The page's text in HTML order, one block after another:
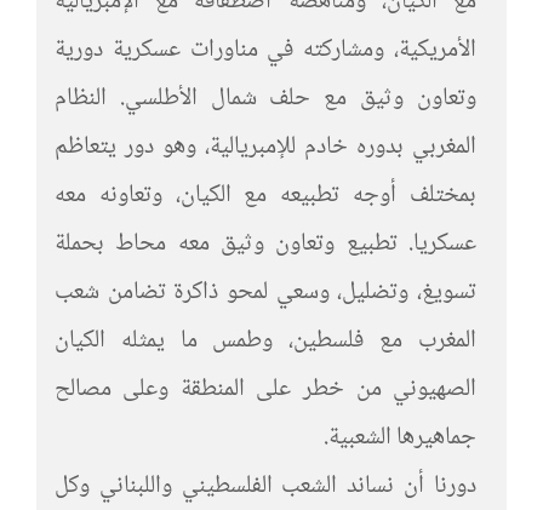
الأمريكية، ومشاركته في مناورات عسكرية دورية
وتعاون وثيق مع حلف شمال الأطلسي. النظام
المغربي بدوره خادم للإمبريالية، وهو دور يتعاظم
بمختلف أوجه تطبيعه مع الكيان، وتعاونه معه
عسكريا. تطبيع وتعاون وثيق معه محاط بحملة
تسويغ، وتضليل، وسعي لمحو ذاكرة تضامن شعب
المغرب مع فلسطين، وطمس ما يمثله الكيان
الصهيوني من خطر على المنطقة وعلى مصالح
جماهيرها الشعبية.
دورنا أن نساند الشعب الفلسطيني واللبناني وكل